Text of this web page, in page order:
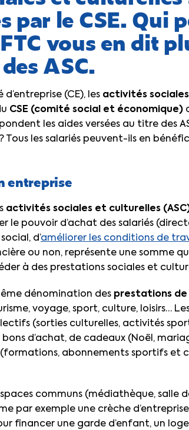
par le CSE. Qui
vous en dit
ASC.
(CE), les activités
CSE (comité social et économique)
les aides versées au titre des
Tous les salariés peuvent-ils en
entreprise
activités sociales et culturelles
le pouvoir d’achat des salariés
d’améliorer les conditions de
ou non, représente une somme
à des prestations sociales et
dénomination des prestations
voyage, sport, culture, loisirs…
(sorties culturelles, activités
d’achat, de cadeaux (Noël,
abonnements sportifs et
communs (médiathèque, salle
par exemple une crèche
financer une garde d’enfant, un